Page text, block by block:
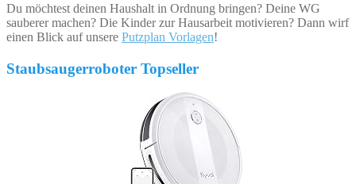
Du möchtest deinen Haushalt in Ordnung bringen? Deine WG
sauberer machen? Die Kinder zur Hausarbeit motivieren? Dann wirf
einen Blick auf unsere Putzplan Vorlagen!
Staubsaugerroboter Topseller